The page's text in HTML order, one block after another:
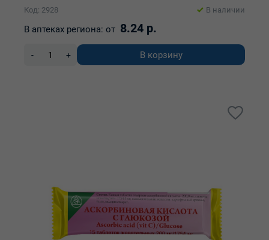
Код: 2928 В наличии
В аптеках региона: от 8.24 р.
- + В корзину